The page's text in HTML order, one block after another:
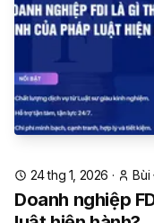
24 thg 1, 2026 · Bùi
Doanh nghiệp